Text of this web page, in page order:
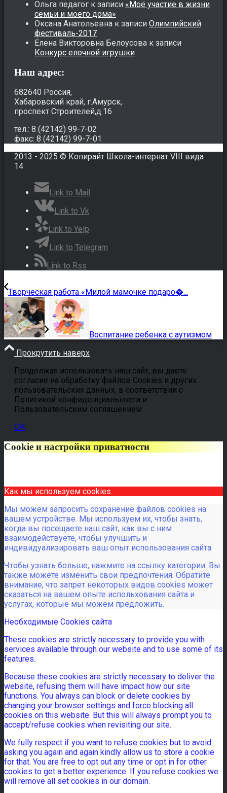
Ольга педагог к записи «Моё участие в жизни
семьи и моего дома»
Оксана Анатольевна к записи Олимпийский
фестиваль-2017
Елена Викторовна Белоусова к записи
Конкурс елочной игрушки
Наш адрес:
682640 Россия,
Хабаровский край, г.Амурск,
проспект Строителей,д.16
тел.: 8 (42142) 99-7-02
факс: 8 (42142) 99-7-01
2013 - 2025 © Копирайт Школа-интернат VIII вида
14
Link to Mail
Link to Vk
Link to Yelp
Link to Telegram
Link to Rss
Творческая работа «Милой мамочке подаро�...
Воспитание ребенка с аутизмом
Прокрутить наверх
Продолжая использовать наш сайт, вы даете
согласие на обработку файлов Cookies и других
пользовательских данных, в соответствии с
Политикой конфиденциальности и
Пользовательским соглашением
OK
Cookie и настройки приватности
Как мы используем cookies
Мы можем запросить сохранение файлов cookies на
вашем устройстве. Мы используем их, чтобы знать,
когда вы посещаете наш сайт, как вы с ним
взаимодействуете, чтобы улучшить и
индивидуализировать ваш опыт использования сайта.
Чтобы узнать больше, нажмите на ссылку категории. Вы
также можете изменить свои предпочтения. Обратите
внимание, что запрет некоторых видов cookies может
сказаться на вашем опыте испольхования сайта и
услугах, которые мы можем предложить.
Необходимые Cookies сайта
These cookies are strictly necessary to provide you with
services available through our website and to use some of its
features.
Because these cookies are strictly necessary to deliver the
website, refusing them will have impact how our site
functions. You always can block or delete cookies by
changing your browser settings and force blocking all
cookies on this website. But this will always prompt you to
accept/refuse cookies when revisiting our site.
We fully respect if you want to refuse cookies but to avoid
asking you again and again kindly allow us to store a cookie
for that. You are free to opt out any time or opt in for other
cookies to get a better experience. If you refuse cookies we
will remove all set cookies in our domain.